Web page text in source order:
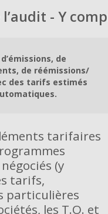
- Y
de
de réémissions/
des tarifs estimés
tarifaires
(y
tarifs,
particulières
les T.O. et